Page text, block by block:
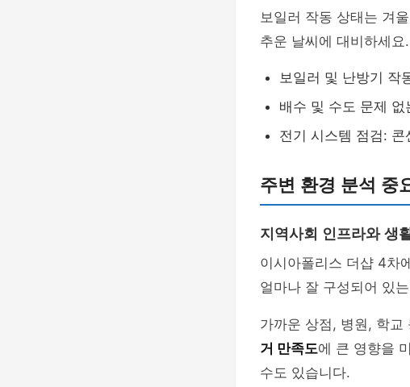
보일러 작동 상태는 겨
추운 날씨에 대비하세요.
보일러 및 난방기 작
배수 및 수도 문제 없
전기 시스템 점검: 콘
주변 환경 분석 중
지역사회 인프라와 생
이시아폴리스 더샵 4차
얼마나 잘 구성되어 있
가까운 상점, 병원, 학교
거 만족도에 큰 영향을
수도 있습니다.